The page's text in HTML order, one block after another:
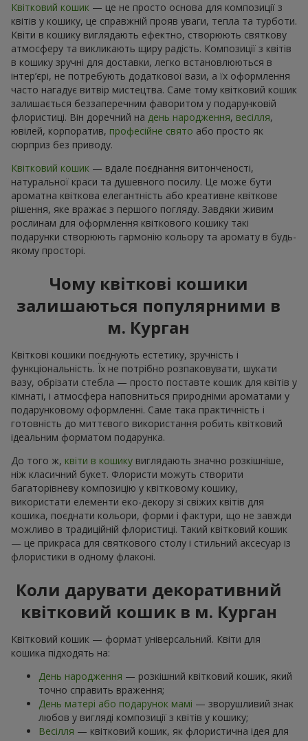
Квітковий кошик — це не просто основа для композиції з
квітів у кошику, це справжній прояв уваги, тепла та турботи.
Квіти в кошику виглядають ефектно, створюють святкову
атмосферу та викликають щиру радість. Композиції з квітів
в кошику зручні для доставки, легко встановлюються в
інтер’єрі, не потребують додаткової вази, а їх оформлення
часто нагадує витвір мистецтва. Саме тому квітковий кошик
залишається беззаперечним фаворитом у подарунковій
флористиці. Він доречний на день народження, весілля,
ювілей, корпоратив, професійне свято або просто як
сюрприз без приводу.
Квітковий кошик — вдале поєднання витонченості,
натуральної краси та душевного посилу. Це може бути
ароматна квіткова елегантність або креативне квіткове
рішення, яке вражає з першого погляду. Завдяки живим
рослинам для оформлення квіткового кошику такі
подарунки створюють гармонію кольору та аромату в будь-
якому просторі.
Чому квіткові кошики
залишаються популярними в
м. Курган
Квіткові кошики поєднують естетику, зручність і
функціональність. Їх не потрібно розпаковувати, шукати
вазу, обрізати стебла — просто поставте кошик для квітів у
кімнаті, і атмосфера наповниться природніми ароматами у
подарунковому оформленні. Саме така практичність і
готовність до миттєвого використання робить квітковий
ідеальним форматом подарунка.
До того ж, квіти в кошику виглядають значно розкішніше,
ніж класичний букет. Флористи можуть створити
багаторівневу композицію у квітковому кошику,
використати елементи еко-декору зі свіжих квітів для
кошика, поєднати кольори, форми і фактури, що не завжди
можливо в традиційній флористиці. Такий квітковий кошик
— це прикраса для святкового столу і стильний аксесуар із
флористики в одному флаконі.
Коли дарувати декоративний
квітковий кошик в м. Курган
Квітковий кошик — формат універсальний. Квіти для
кошика підходять на:
День народження — розкішний квітковий кошик, який
точно справить враження;
День матері або подарунок мамі — зворушливий знак
любов у вигляді композиції з квітів у кошику;
Весілля — квітковий кошик, як флористична ідея для